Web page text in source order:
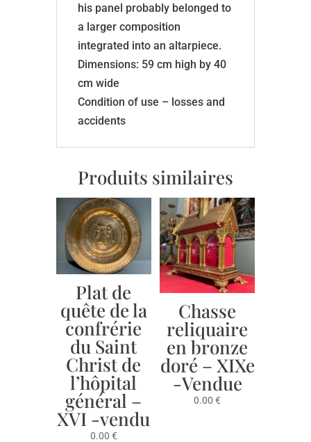
his panel probably belonged to
a larger composition
integrated into an altarpiece.
Dimensions: 59 cm high by 40
cm wide
Condition of use – losses and
accidents
Produits similaires
Plat de
quête de la
confrérie
du Saint
Christ de
l’hôpital
général –
XVI -vendu
0.00 €
Chasse
reliquaire
en bronze
doré – XIXe
-Vendue
0.00€